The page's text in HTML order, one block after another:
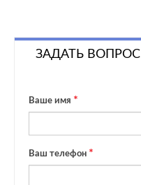
ЗАДАТЬ ВОПРОС
Ваше имя
Ваш телефон